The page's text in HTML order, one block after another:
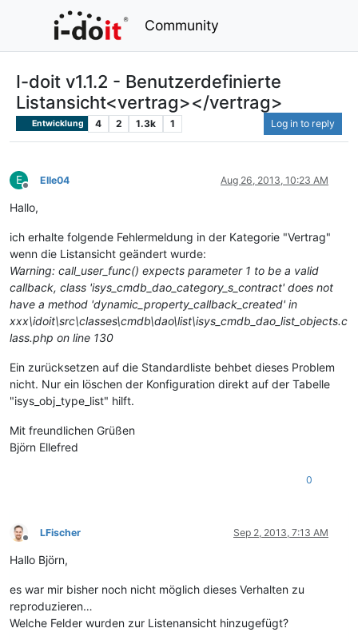
Community
I-doit v1.1.2 - Benutzerdefinierte
Listansicht<vertrag></vertrag>
Entwicklung 4 2 1.3k 1 Log in to reply
E
Offline
Elle04 Aug 26, 2013, 10:23 AM
Hallo,
ich erhalte folgende Fehlermeldung in der Kategorie "Vertrag"
wenn die Listansicht geändert wurde:
Warning: call_user_func() expects parameter 1 to be a valid
callback, class 'isys_cmdb_dao_category_s_contract' does not
have a method 'dynamic_property_callback_created' in
xxx\idoit\src\classes\cmdb\dao\list\isys_cmdb_dao_list_objects.c
lass.php on line 130
Ein zurücksetzen auf die Standardliste behbet dieses Problem
nicht. Nur ein löschen der Konfiguration direkt auf der Tabelle
"isys_obj_type_list" hilft.
Mit freundlichen Grüßen
Björn Ellefred
0
Offline
LFischer Sep 2, 2013, 7:13 AM
Hallo Björn,
es war mir bisher noch nicht möglich dieses Verhalten zu
reproduzieren…
Welche Felder wurden zur Listenansicht hinzugefügt?